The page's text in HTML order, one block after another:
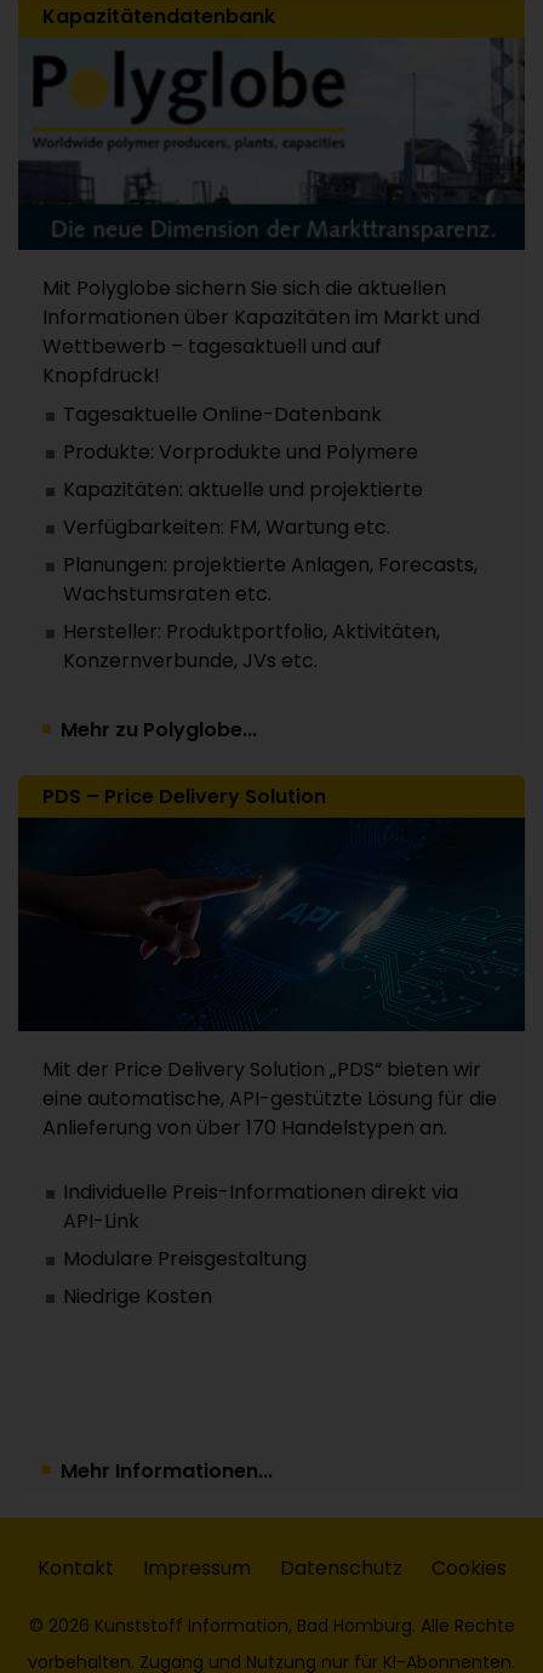
Kapazitätendatenbank
Mit Polyglobe sichern Sie sich die aktuellen
Informationen über Kapazitäten im Markt und
Wettbewerb – tagesaktuell und auf
Knopfdruck!
Tagesaktuelle Online-Datenbank
Produkte: Vorprodukte und Polymere
Kapazitäten: aktuelle und projektierte
Verfügbarkeiten: FM, Wartung etc.
Planungen: projektierte Anlagen, Forecasts,
Wachstumsraten etc.
Hersteller: Produktportfolio, Aktivitäten,
Konzernverbunde, JVs etc.
Mehr zu Polyglobe...
PDS – Price Delivery Solution
Mit der Price Delivery Solution „PDS“ bieten wir
eine automatische, API-gestützte Lösung für die
Anlieferung von über 170 Handelstypen an.
Individuelle Preis-Informationen direkt via
API-Link
Modulare Preisgestaltung
Niedrige Kosten
Mehr Informationen...
Kontakt Impressum Datenschutz Cookies
© 2026 Kunststoff Information, Bad Homburg. Alle Rechte
vorbehalten. Zugang und Nutzung nur für KI-Abonnenten.